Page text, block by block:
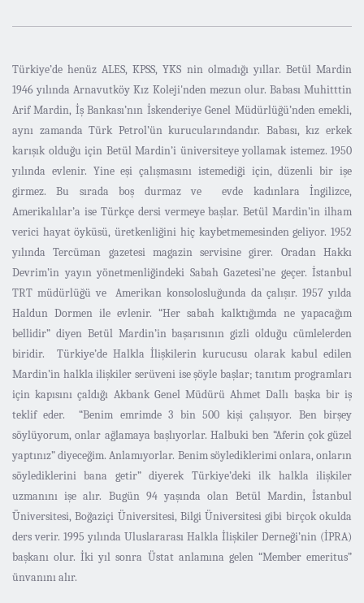
Türkiye’de henüz ALES, KPSS, YKS nin olmadığı yıllar. Betül Mardin
1946 yılında Arnavutköy Kız Koleji'nden mezun olur. Babası Muhitttin
Arif Mardin, İş Bankası’nın İskenderiye Genel Müdürlüğü’nden emekli,
aynı zamanda Türk Petrol’ün kurucularındandır. Babası, kız erkek
karışık olduğu için Betül Mardin’i üniversiteye yollamak istemez. 1950
yılında evlenir. Yine eşi çalışmasını istemediği için, düzenli bir işe
girmez. Bu sırada boş durmaz ve evde kadınlara İngilizce,
Amerikalılar’a ise Türkçe dersi vermeye başlar. Betül Mardin’in ilham
verici hayat öyküsü, üretkenliğini hiç kaybetmemesinden geliyor. 1952
yılında Tercüman gazetesi magazin servisine girer. Oradan Hakkı
Devrim’in yayın yönetmenliğindeki Sabah Gazetesi’ne geçer. İstanbul
TRT müdürlüğü ve Amerikan konsolosluğunda da çalışır. 1957 yılda
Haldun Dormen ile evlenir. “Her sabah kalktığımda ne yapacağım
bellidir” diyen Betül Mardin’in başarısının gizli olduğu cümlelerden
biridir. Türkiye’de Halkla İlişkilerin kurucusu olarak kabul edilen
Mardin’in halkla ilişkiler serüveni ise şöyle başlar; tanıtım programları
için kapısını çaldığı Akbank Genel Müdürü Ahmet Dallı başka bir iş
teklif eder. “Benim emrimde 3 bin 500 kişi çalışıyor. Ben birşey
söylüyorum, onlar ağlamaya başlıyorlar. Halbuki ben “Aferin çok güzel
yaptınız” diyeceğim. Anlamıyorlar. Benim söylediklerimi onlara, onların
söylediklerini bana getir” diyerek Türkiye’deki ilk halkla ilişkiler
uzmanını işe alır. Bugün 94 yaşında olan Betül Mardin, İstanbul
Üniversitesi, Boğaziçi Üniversitesi, Bilgi Üniversitesi gibi birçok okulda
ders verir. 1995 yılında Uluslararası Halkla İlişkiler Derneği’nin (İPRA)
başkanı olur. İki yıl sonra Üstat anlamına gelen “Member emeritus”
ünvanını alır.